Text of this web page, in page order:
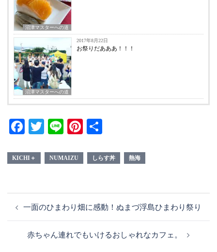
沼津マスターへの道
沼津マスターへの道
2017年8月22日
お祭りだあああ！！！
Facebook
TwitterLinePinterest
KICHI＋ NUMAIZU しらす丼 熱海
稿 一面のひまわり畑に感動！ぬまづ浮島ひまわり祭り
赤ちゃん連れでもいけるおしゃれなカフェ。